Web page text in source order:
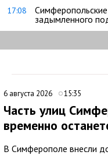
17:08
задымленного
6 августа 2026 15:35
Часть улиц
временно
В Симферополе внесли